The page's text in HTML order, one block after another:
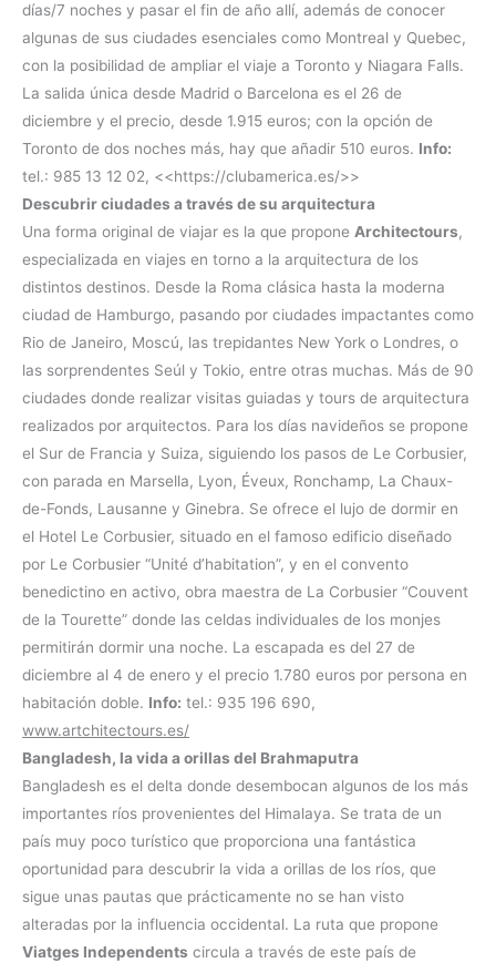
días/7 noches y pasar el fin de año allí, además de conocer
algunas de sus ciudades esenciales como Montreal y Quebec,
con la posibilidad de ampliar el viaje a Toronto y Niagara Falls.
La salida única desde Madrid o Barcelona es el 26 de
diciembre y el precio, desde 1.915 euros; con la opción de
Toronto de dos noches más, hay que añadir 510 euros. Info:
tel.: 985 13 12 02, <<https://clubamerica.es/>>
Descubrir ciudades a través de su arquitectura
Una forma original de viajar es la que propone Architectours,
especializada en viajes en torno a la arquitectura de los
distintos destinos. Desde la Roma clásica hasta la moderna
ciudad de Hamburgo, pasando por ciudades impactantes como
Rio de Janeiro, Moscú, las trepidantes New York o Londres, o
las sorprendentes Seúl y Tokio, entre otras muchas. Más de 90
ciudades donde realizar visitas guiadas y tours de arquitectura
realizados por arquitectos. Para los días navideños se propone
el Sur de Francia y Suiza, siguiendo los pasos de Le Corbusier,
con parada en Marsella, Lyon, Éveux, Ronchamp, La Chaux-
de-Fonds, Lausanne y Ginebra. Se ofrece el lujo de dormir en
el Hotel Le Corbusier, situado en el famoso edificio diseñado
por Le Corbusier “Unité d’habitation”, y en el convento
benedictino en activo, obra maestra de La Corbusier “Couvent
de la Tourette” donde las celdas individuales de los monjes
permitirán dormir una noche. La escapada es del 27 de
diciembre al 4 de enero y el precio 1.780 euros por persona en
habitación doble. Info: tel.: 935 196 690,
www.artchitectours.es/
Bangladesh, la vida a orillas del Brahmaputra
Bangladesh es el delta donde desembocan algunos de los más
importantes ríos provenientes del Himalaya. Se trata de un
país muy poco turístico que proporciona una fantástica
oportunidad para descubrir la vida a orillas de los ríos, que
sigue unas pautas que prácticamente no se han visto
alteradas por la influencia occidental. La ruta que propone
Viatges Independents circula a través de este país de